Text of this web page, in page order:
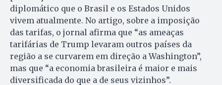
diplomático que o Brasil e os Estados Unidos
vivem atualmente. No artigo, sobre a imposição
das tarifas, o jornal afirma que “as ameaças
tarifárias de Trump levaram outros países da
região a se curvarem em direção a Washington”,
mas que “a economia brasileira é maior e mais
diversificada do que a de seus vizinhos”.